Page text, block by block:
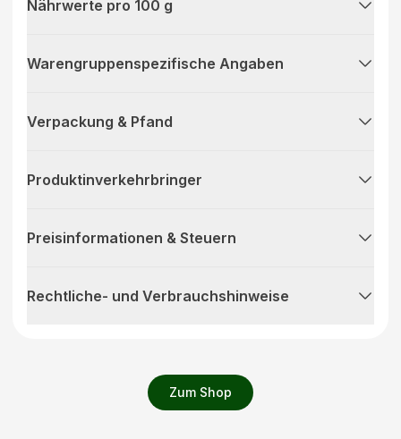
Zum Shop
Nährwerte pro 100 g
Warengruppenspezifische Angaben
Verpackung & Pfand
Produktinverkehrbringer
Preisinformationen & Steuern
Rechtliche- und Verbrauchshinweise